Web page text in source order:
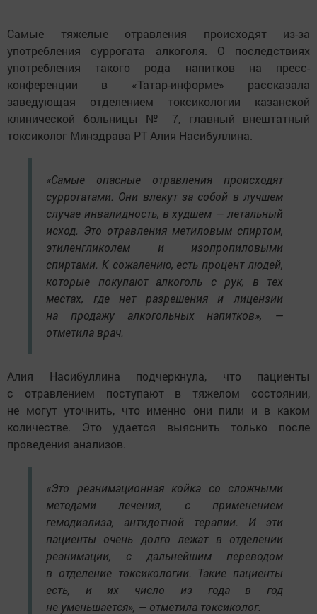
Самые тяжелые отравления происходят из-за
употребления суррогата алкоголя. О последствиях
употребления такого рода напитков на пресс-
конференции в «Татар-информе» рассказала
заведующая отделением токсикологии казанской
клинической больницы № 7, главный внештатный
токсиколог Минздрава РТ Алия Насибуллина.
«Самые опасные отравления происходят
суррогатами. Они влекут за собой в лучшем
случае инвалидность, в худшем — летальный
исход. Это отравления метиловым спиртом,
этиленгликолем и изопропиловыми
спиртами. К сожалению, есть процент людей,
которые покупают алкоголь с рук, в тех
местах, где нет разрешения и лицензии
на продажу алкогольных напитков», —
отметила врач.
Алия Насибуллина подчеркнула, что пациенты
с отравлением поступают в тяжелом состоянии,
не могут уточнить, что именно они пили и в каком
количестве. Это удается выяснить только после
проведения анализов.
«Это реанимационная койка со сложными
методами лечения, с применением
гемодиализа, антидотной терапии. И эти
пациенты очень долго лежат в отделении
реанимации, с дальнейшим переводом
в отделение токсикологии. Такие пациенты
есть, и их число из года в год
не уменьшается», — отметила токсиколог.